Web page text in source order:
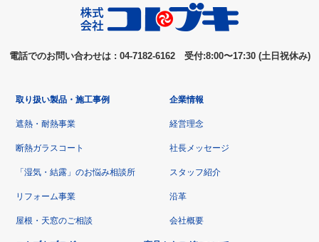
電話でのお問い合わせは : 04-7182-6162 受付:8:00〜17:30 (土日祝休み)
取り扱い製品・施工事例
遮熱・耐熱事業
断熱ガラスコート
「湿気・結露」のお悩み相談所
リフォーム事業
屋根・天窓のご相談
企業情報
経営理念
社長メッセージ
スタッフ紹介
沿革
会社概要